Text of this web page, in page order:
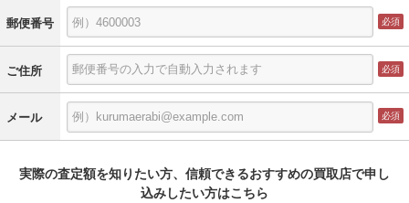
郵便番号
ご住所
メール
実際の査定額を知りたい方、信頼できるおすすめの買取店で申し
込みしたい方はこちら